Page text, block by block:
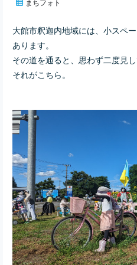
まちフォト
大館市釈迦内地域には、小スペ
あります。
その道を通ると、思わず二度見し
それがこちら。